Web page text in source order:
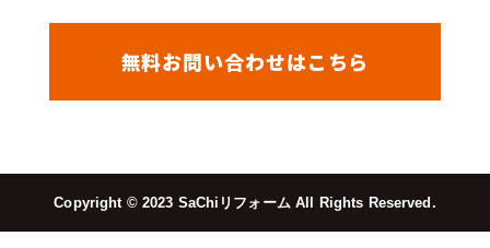
無料お問い合わせはこちら
Copyright ©︎ 2023 SaChiリフォーム All Rights Reserved.